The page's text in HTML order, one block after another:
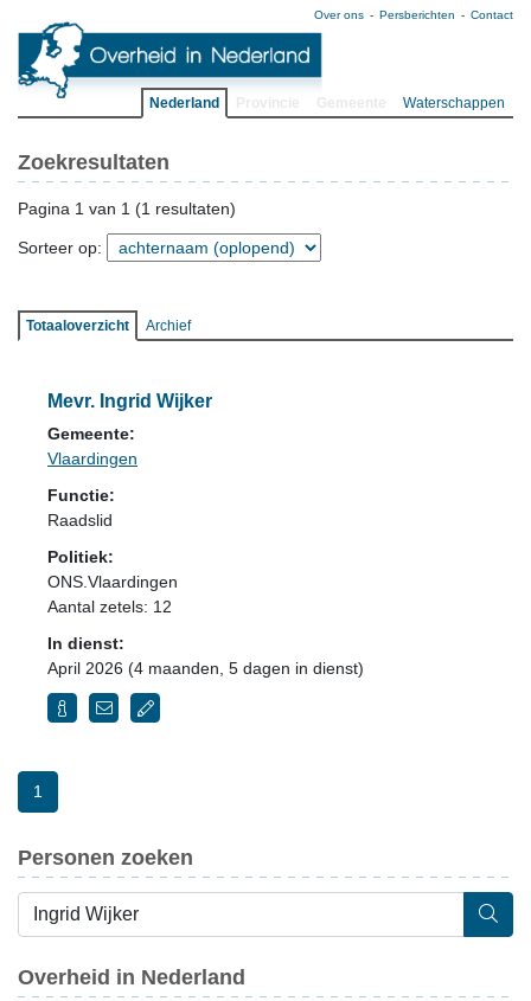
Over ons Persberichten Contact
Nederland Waterschappen
Zoekresultaten
Pagina 1 van 1 (1 resultaten)
Sorteer op:
Totaaloverzicht Archief
Mevr. Ingrid Wijker
Gemeente:
Vlaardingen
Functie:
Raadslid
Politiek:
ONS.Vlaardingen
Aantal zetels: 12
In dienst:
April 2026 (4 maanden, 5 dagen in dienst)
1
Personen zoeken
Overheid in Nederland